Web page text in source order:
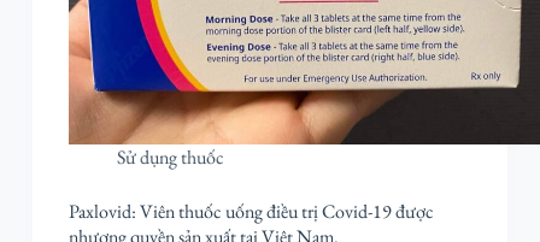
Sử dụng thuốc
Paxlovid: Viên thuốc uống điều trị Covid-19 được
nhượng quyền sản xuất tại Việt Nam.